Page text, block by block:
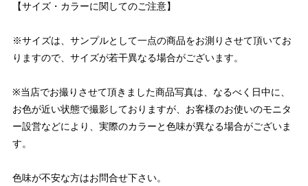
【サイズ・カラーに関してのご注意】
※サイズは、サンプルとして一点の商品をお測りさせて頂いてお
りますので、サイズが若干異なる場合がございます。
※当店でお撮りさせて頂きました商品写真は、なるべく日中に、
お色が近い状態で撮影しておりますが、お客様のお使いのモニタ
ー設営などにより、実際のカラーと色味が異なる場合がございま
す。
色味が不安な方はお問合せ下さい。